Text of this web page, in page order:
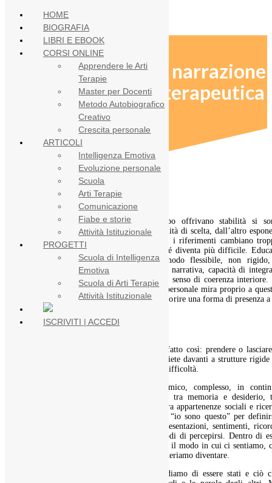
Identità rigide e narrazione
autobiografica terapeutica
Molte strutture tradizionali che un tempo offrivano stabilità si
indebolite. E se da un lato ciò apre possibilità di scelta, dall’altro
una maggiore precarietà interiore. Quando i riferimenti cambiano
velocemente, mantenere saldo il senso di sé diventa più difficile.
l’identità significa, allora, definirsi in modo flessibile, non
sviluppare consapevolezza di sé, continuità narrativa, capacità di
ruoli diversi, tolleranza del cambiamento e senso di coerenza interiore.
fondo, ogni percorso autentico di crescita personale mira proprio a
non costruire maschere più efficienti ma favorire una forma di presenza a
più stabile, più riflessiva, più viva.
L’identità rigida
Avete presenti quelli che dicono “io sono fatto così: prendere o
Beh, fate sempre molta attenzione perché siete davanti a strutture
personalità che possono nascondere alcune difficoltà.
L’identità personale è un processo dinamico, complesso, in
evoluzione che si costruisce nel rapporto tra memoria e desiderio,
esperienza vissuta e significato attribuito, tra appartenenze sociali e
di unicità. Ragion per cui, non basta dire “io sono questo” per
L’identità è piuttosto un intreccio di rappresentazioni, sentimenti,
immagini interiori, vissuti relazionali e modi di percepirsi. Dentro di
convivono la storia che raccontiamo di noi, il modo in cui ci sentiamo,
che ricordiamo di essere stati e ciò che desideriamo diventare.
Noi siamo, in altre parole, ciò che ricordiamo di essere stati e ciò
HOME
BIOGRAFIA
LIBRI E EBOOK
CORSI ONLINE
Apprendere le Arti
Terapie
Master per Docenti
Metodo Autobiografico
Creativo
Crescita personale
ARTICOLI
Intelligenza Emotiva
Evoluzione personale
Scuola
Arti Terapie
Comunicazione
Fiabe e storie
Attività Istituzionale
PROGETTI
Scuola di Intelligenza
Emotiva
Scuola di Arti Terapie
Attività Istituzionale
ISCRIVITI | ACCEDI